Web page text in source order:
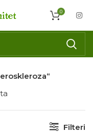
0
Filteri